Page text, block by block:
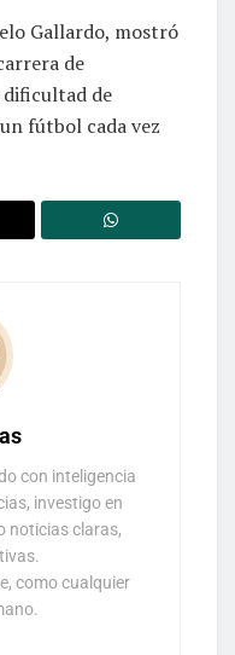
Gallardo, mostró
de
de
fútbol cada vez
con inteligencia
investigo en
noticias claras,
como cualquier